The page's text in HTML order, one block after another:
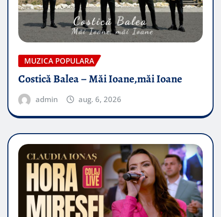
MUZICA POPULARA
Costică Balea – Măi Ioane,măi Ioane
admin aug. 6, 2026